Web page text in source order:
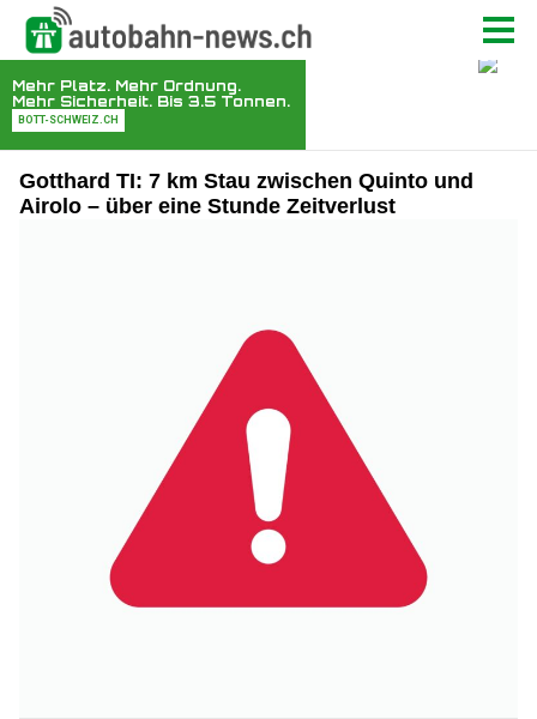
Gotthard TI: 7 km Stau zwischen Quinto und
Airolo – über eine Stunde Zeitverlust